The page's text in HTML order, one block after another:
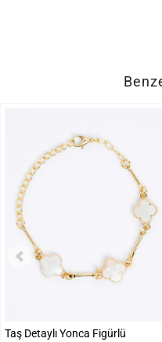
Taş Detaylı Yonca Figürlü